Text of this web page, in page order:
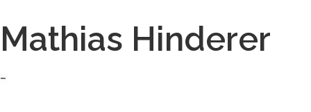
Mathias Hinderer
-